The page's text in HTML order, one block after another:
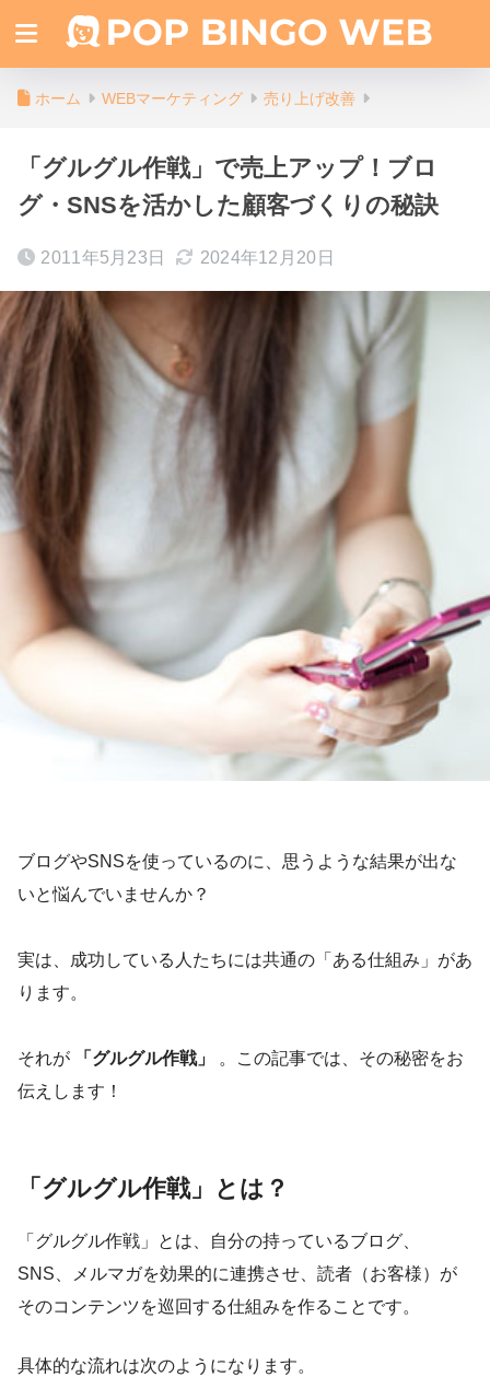
ホーム WEBマーケティング 売り上げ改善
「グルグル作戦」で売上アップ！ブロ
グ・SNSを活かした顧客づくりの秘訣
2011年5月23日 2024年12月20日
ブログやSNSを使っているのに、思うような結果が出な
いと悩んでいませんか？
実は、成功している人たちには共通の「ある仕組み」があ
ります。
それが 「グルグル作戦」
。この記事では、その秘密をお
伝えします！
「グルグル作戦」とは？
「グルグル作戦」とは、自分の持っているブログ、
SNS、メルマガを効果的に連携させ、読者（お客様）が
そのコンテンツを巡回する仕組みを作ることです。
具体的な流れは次のようになります。